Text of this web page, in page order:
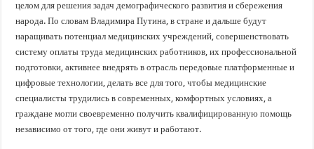
целом для решения задач демографического развития и сбережения
народа. По словам Владимира Путина, в стране и дальше будут
наращивать потенциал медицинских учреждений, совершенствовать
систему оплаты труда медицинских работников, их профессиональной
подготовки, активнее внедрять в отрасль передовые платформенные и
цифровые технологии, делать все для того, чтобы медицинские
специалисты трудились в современных, комфортных условиях, а
граждане могли своевременно получить квалифицированную помощь
независимо от того, где они живут и работают.